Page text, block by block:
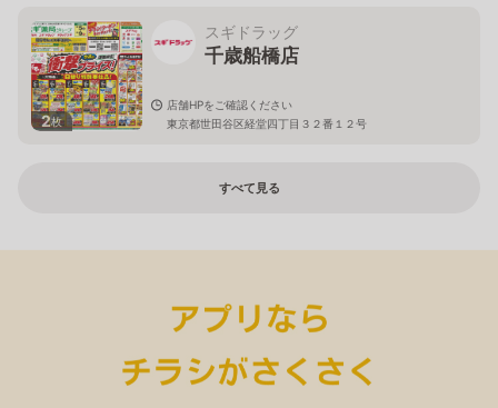
2枚
スギドラッグ
千歳船橋店
店舗HPをご確認ください
東京都世田谷区経堂四丁目３２番１２号
すべて見る